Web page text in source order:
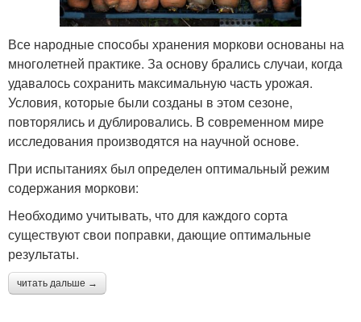
Все народные способы хранения моркови основаны на
многолетней практике. За основу брались случаи, когда
удавалось сохранить максимальную часть урожая.
Условия, которые были созданы в этом сезоне,
повторялись и дублировались. В современном мире
исследования производятся на научной основе.
При испытаниях был определен оптимальный режим
содержания моркови:
Необходимо учитывать, что для каждого сорта
существуют свои поправки, дающие оптимальные
результаты.
читать дальше →